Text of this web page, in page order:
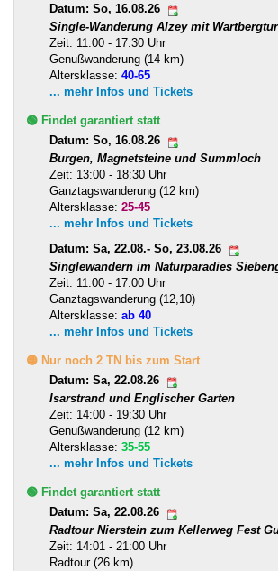
Datum: So, 16.08.26
Single-Wanderung Alzey mit
Zeit: 11:00 - 17:30 Uhr
Genußwanderung (14 km)
Altersklasse: 40-65
... mehr Infos und Tickets
🟢 Findet garantiert statt
Datum: So, 16.08.26
Burgen, Magnetsteine und Summloch
Zeit: 13:00 - 18:30 Uhr
Ganztagswanderung (12 km)
Altersklasse: 25-45
... mehr Infos und Tickets
Datum: Sa, 22.08.- So, 23.08.26
Singlewandern im Naturparadies
Zeit: 11:00 - 17:00 Uhr
Ganztagswanderung (12,10)
Altersklasse: ab 40
... mehr Infos und Tickets
🟡 Nur noch 2 TN bis zum Start
Datum: Sa, 22.08.26
Isarstrand und Englischer Garten
Zeit: 14:00 - 19:30 Uhr
Genußwanderung (12 km)
Altersklasse: 35-55
... mehr Infos und Tickets
🟢 Findet garantiert statt
Datum: Sa, 22.08.26
Radtour Nierstein zum Kellerweg Fest
Zeit: 14:01 - 21:00 Uhr
Radtour (26 km)